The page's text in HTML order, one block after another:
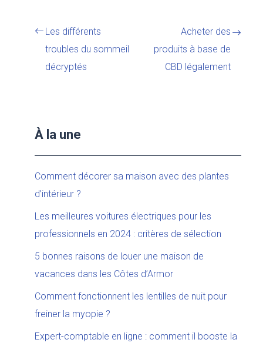
Les différents
troubles du sommeil
décryptés
Acheter des
produits à base de
CBD légalement
À la une
Comment décorer sa maison avec des plantes
d’intérieur ?
Les meilleures voitures électriques pour les
professionnels en 2024 : critères de sélection
5 bonnes raisons de louer une maison de
vacances dans les Côtes d’Armor
Comment fonctionnent les lentilles de nuit pour
freiner la myopie ?
Expert-comptable en ligne : comment il booste la